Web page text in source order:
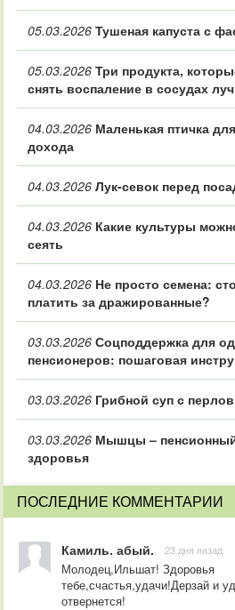
05.03.2026 Тушеная капуста с
05.03.2026 Три продукта,
снять воспаление в сосудах
04.03.2026 Маленькая птичка
дохода
04.03.2026 Лук-севок перед
04.03.2026 Какие культуры
сеять
04.03.2026 Не просто семена:
платить за дражированные?
03.03.2026 Соцподдержка для
пенсионеров: пошаговая
03.03.2026 Грибной суп с
03.03.2026 Мышцы –
здоровья
ПОСЛЕДНИЕ КОММЕНТАРИИ
Камиль. абый. 23 дня назад
Молодец,Ильшат! Здоровья
тебе,счастья,удачи!Дерзай и
отвернется!